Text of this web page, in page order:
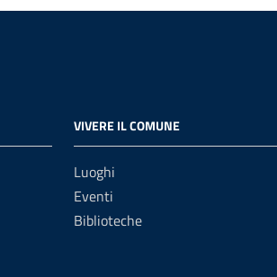
VIVERE IL COMUNE
Luoghi
Eventi
Biblioteche